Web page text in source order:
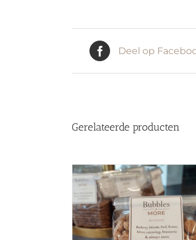
Deel op
Gerelateerde producten